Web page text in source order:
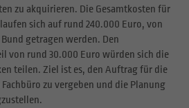
zu akquirieren. Die Gesamtkosten für
sich auf rund 240.000 Euro, von
getragen werden. Den
von rund 30.000 Euro würden sich die
teilen. Ziel ist es, den Auftrag für die
zu vergeben und die Planung